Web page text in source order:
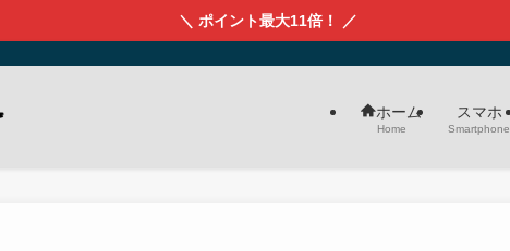
＼ ポイント最大11倍！ ／
ホーム
Home
スマホ
Smartphone